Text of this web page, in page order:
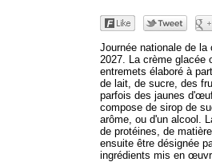
Journée nationale de
2027. La crème glacée
entremets élaboré à
de lait, de sucre, des
parfois des jaunes
compose de sirop de
arôme, ou d'un alcool.
de protéines, de
ensuite être désignée
ingrédients mis en